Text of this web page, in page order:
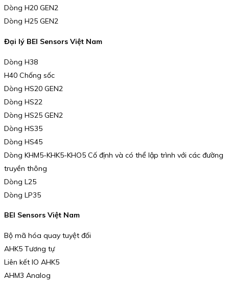
Dòng H20 GEN2
Dòng H25 GEN2
Đại lý BEI Sensors Việt Nam
Dòng H38
H40 Chống sốc
Dòng HS20 GEN2
Dòng HS22
Dòng HS25 GEN2
Dòng HS35
Dòng HS45
Dòng KHM5-KHK5-KHO5 Cố định và có thể lập trình với các đường
truyền thông
Dòng L25
Dòng LP35
BEI Sensors Việt Nam
Bộ mã hóa quay tuyệt đối
AHK5 Tương tự
Liên kết IO AHK5
AHM3 Analog